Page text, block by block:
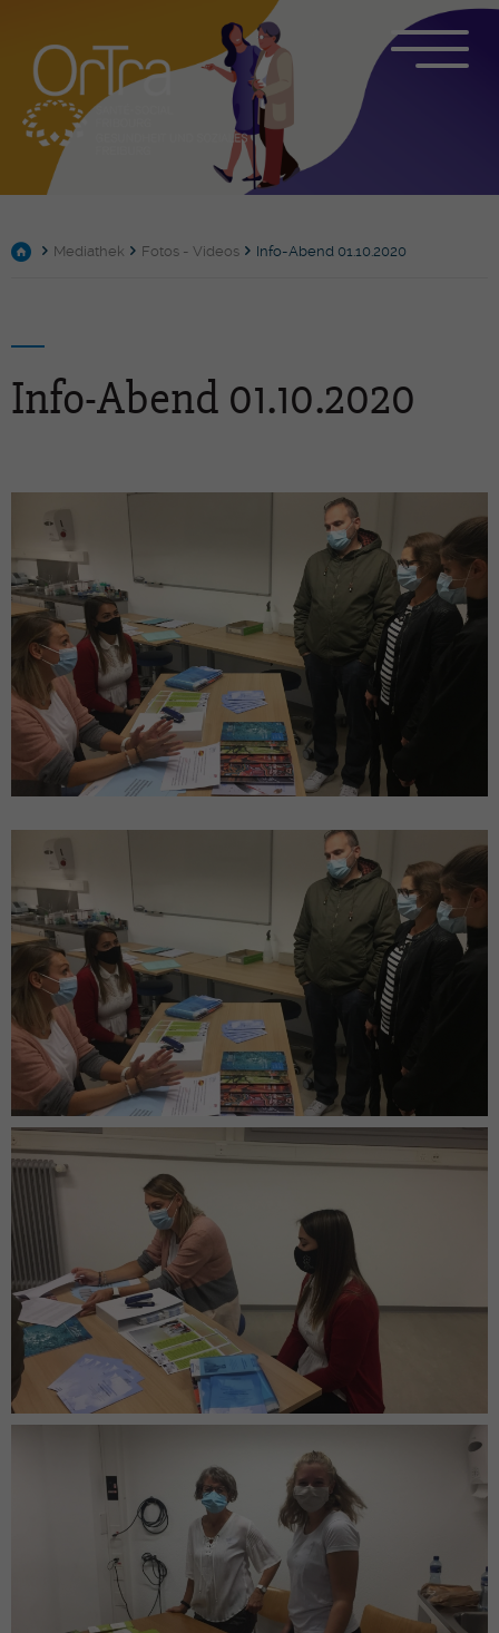
Mediathek Fotos - Videos Info-Abend 01.10.2020
Info-Abend 01.10.2020